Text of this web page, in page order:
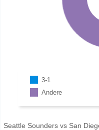
3-1
Andere
Seattle Sounders vs San